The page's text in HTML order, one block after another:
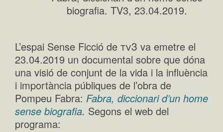
biografia. TV3, 23.04.2019.
L’espai Sense Ficció de tv3 va emetre el
23.04.2019 un documental sobre que dóna
una visió de conjunt de la vida i la influència
i importància públiques de l’obra de
Pompeu Fabra: Fabra, diccionari d’un home
sense biografia. Segons el web del
programa: